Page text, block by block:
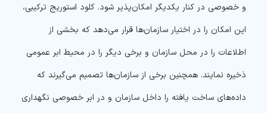
و خصوصی در کنار یکدیگر امکان‌پذیر شود. کلود استوریج ترکیبی،
این امکان را در اختیار سازمان‌ها قرار می‌دهد که بخشی از
اطلاعات را در محل سازمان و برخی دیگر را در محیط ابر عمومی
ذخیره نمایند. همچنین برخی از سازمان‌ها تصمیم می‌گیرند که
داده‌های ساخت یافته را داخل سازمان و در ابر خصوصی نگهداری